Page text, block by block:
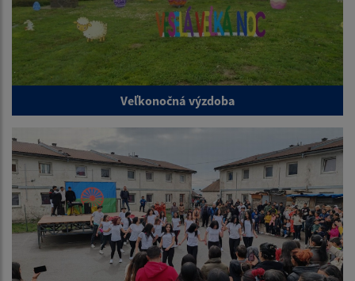
Veľkonočná výzdoba